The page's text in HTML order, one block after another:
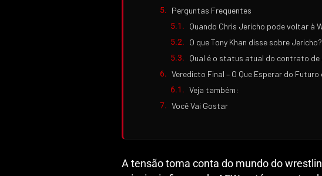
Perguntas Frequentes
Quando Chris Jericho pode voltar à
O que Tony Khan disse sobre Jericho?
Qual é o status atual do contrato de
Veredicto Final – O Que Esperar do
Veja também:
Você Vai Gostar
A tensão toma conta do mundo do